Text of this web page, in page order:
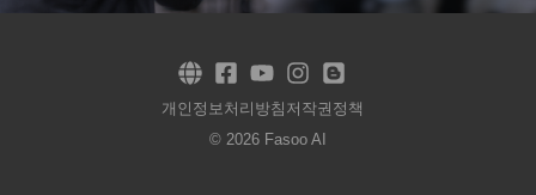
개인정보처리방침 저작권정책
© 2026 Fasoo AI